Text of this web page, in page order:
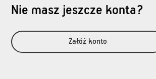
Nie masz jeszcze konta?
Załóż konto